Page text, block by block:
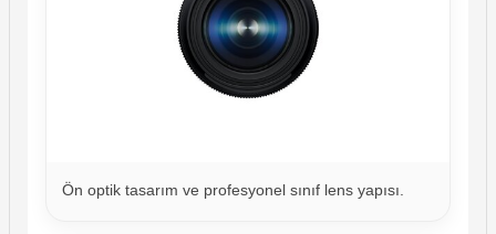
Ön optik tasarım ve profesyonel sınıf lens yapısı.